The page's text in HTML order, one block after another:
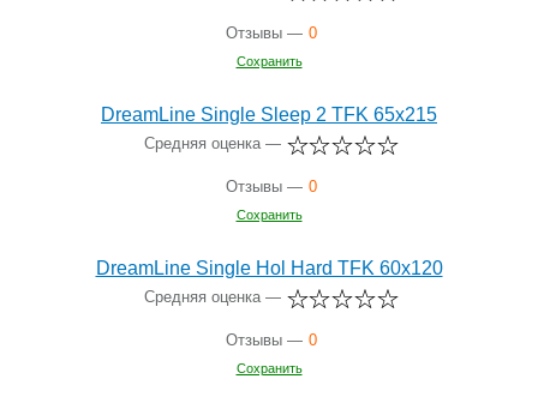
Отзывы — 0
Сохранить
DreamLine Single Sleep 2 TFK 65x215
Средняя оценка —
Отзывы — 0
Сохранить
DreamLine Single Hol Hard TFK 60x120
Средняя оценка —
Отзывы — 0
Сохранить